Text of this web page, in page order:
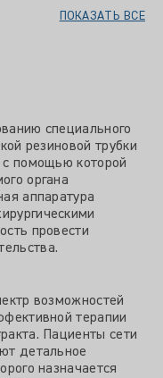
ПОКАЗАТЬ ВСЕ
специального
резиновой трубки
с помощью которой
органа
аппаратура
провести
возможностей
терапии
Пациенты сети
детальное
назначается